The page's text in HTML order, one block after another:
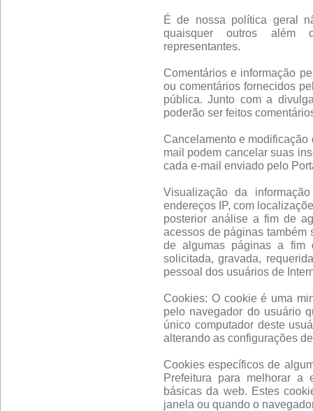
É de nossa política geral
quaisquer outros além
representantes.
Comentários e informação
ou comentários fornecidos
pública. Junto com a
poderão ser feitos
Cancelamento e
mail podem cancelar suas
cada e-mail enviado pelo
Visualização da
endereços IP, com
posterior análise a fim de
acessos de páginas também
de algumas páginas a fim
solicitada, gravada,
pessoal dos usuários de
Cookies: O cookie é uma
pelo navegador do usuário
único computador deste
alterando as configurações
Cookies específicos de
Prefeitura para melhorar a
básicas da web. Estes
janela ou quando o